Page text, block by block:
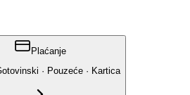
Plaćanje
· Pouzeće · Kartica